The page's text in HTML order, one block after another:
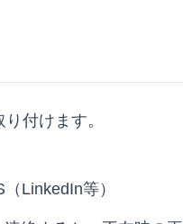
付けます。
LinkedIn等）